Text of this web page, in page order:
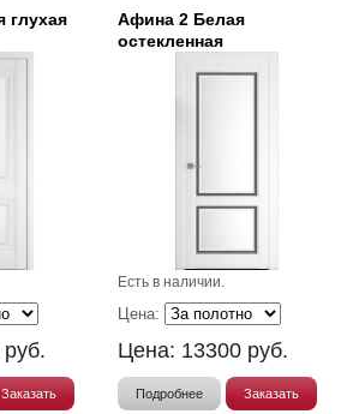
глухая
руб.
Заказать
Афина 2 Белая
остекленная
Есть в наличии.
Цена:
Цена: 13300 руб.
Подробнее Заказать